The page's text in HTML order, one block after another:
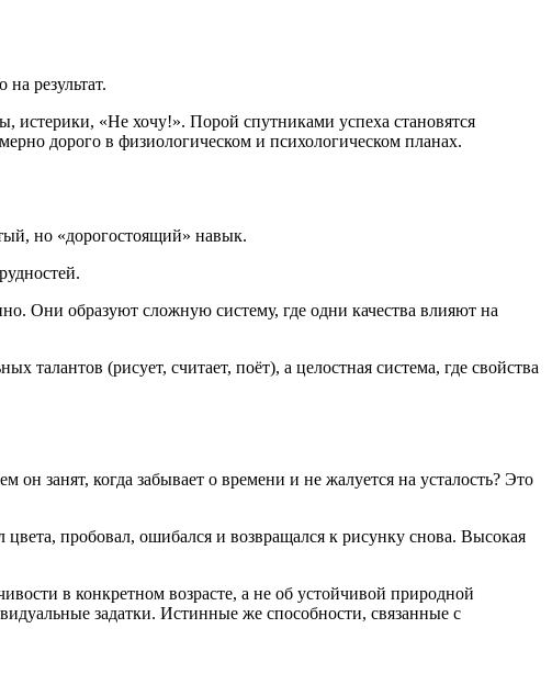
результат.
истерики, «Не хочу!». Порой спутниками успеха становятся
дорого в физиологическом и психологическом планах.
но «дорогостоящий» навык.
Они образуют сложную систему, где одни качества влияют на
талантов (рисует, считает, поёт), а целостная система, где свойства
он занят, когда забывает о времени и не жалуется на усталость? Это
пробовал, ошибался и возвращался к рисунку снова. Высокая
в конкретном возрасте, а не об устойчивой природной
задатки. Истинные же способности, связанные с